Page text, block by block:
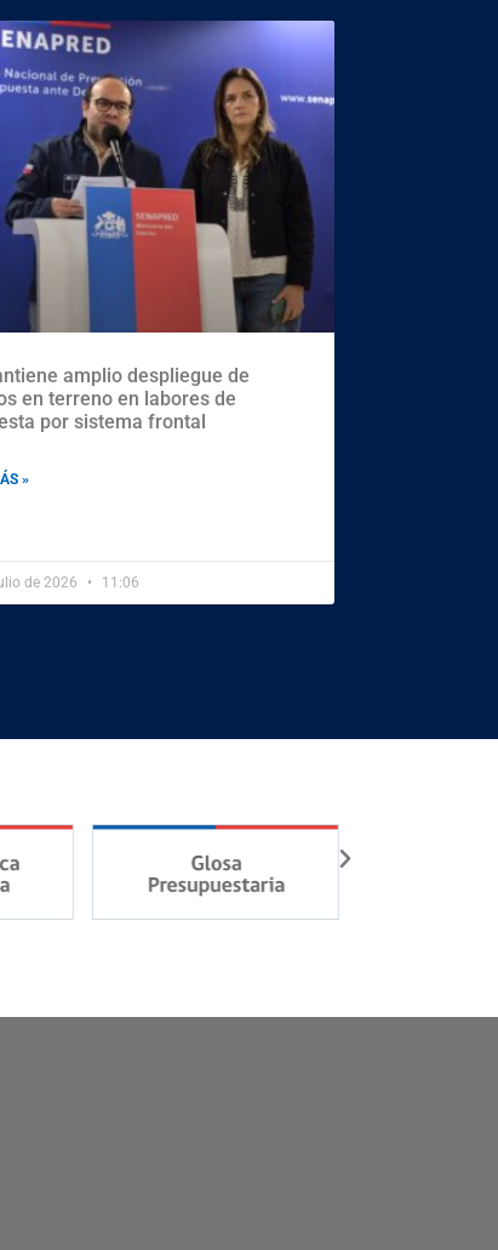
amplio despliegue de
en terreno en labores de
por sistema frontal
»
de 2026 11:06